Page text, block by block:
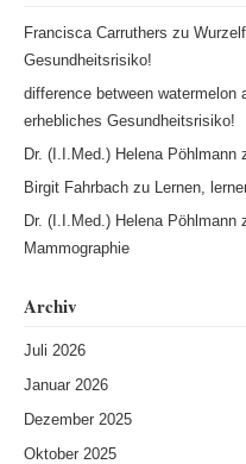
Francisca Carruthers zu
Gesundheitsrisiko!
difference between watermelon
erhebliches Gesundheitsrisiko!
Dr. (I.I.Med.) Helena Pöhlmann
Birgit Fahrbachzu
Lernen,
Dr. (I.I.Med.) Helena Pöhlmann
Mammographie
Archiv
Juli 2026
Januar 2026
Dezember 2025
Oktober 2025